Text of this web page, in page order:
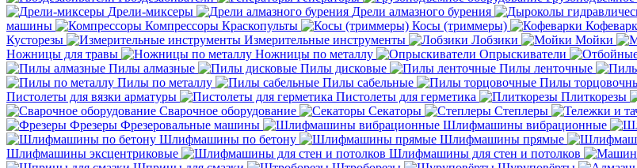
Дрели-миксеры
Дрели алмазного бурения
машины
Компрессоры Краскопульты Косы (триммеры)
Кусторезы
Измерительные инструменты Лобзики Мойки
Ножницы для травы
Ножницы по металлу Опрыскиватели
Пилы алмазные
Пилы дисковые Пилы ленточные
Пилы по металлу
Пилы сабельные Пилы
Пистолеты для вязки арматуры
Пистолеты для герметика Плиткорезы
Сварочное оборудование
Секаторы Степлеры
Фрезеры Фрезеровальные машины Шлифмашины вибрационные
Шлифмашины по бетону
Шлифмашины прямые
Шлифмашины эксцентриковые
Шлифмашины для стен и потолков